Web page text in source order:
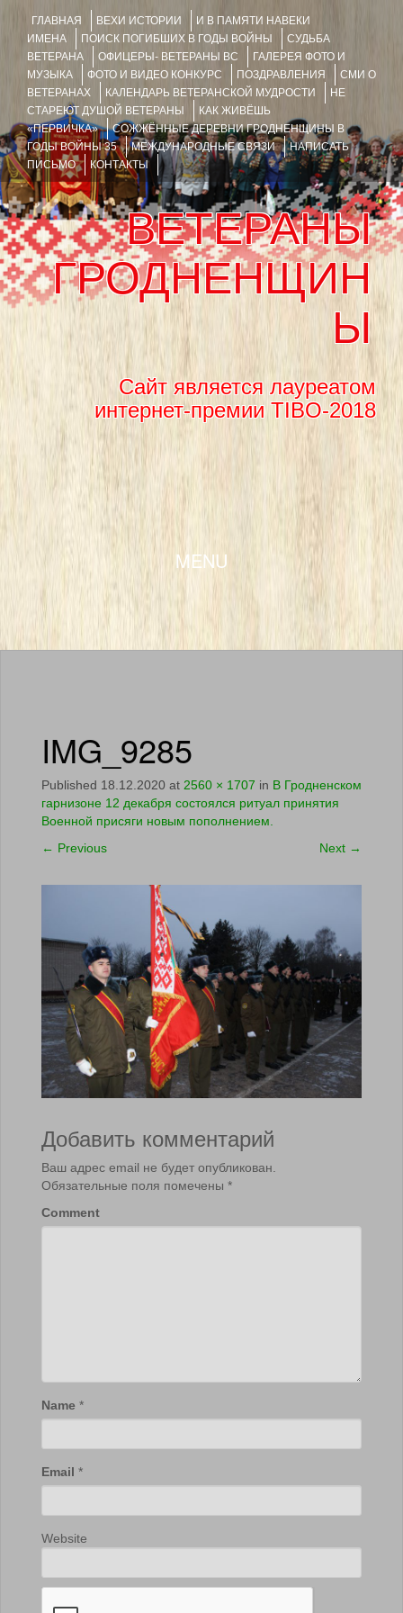
ГЛАВНАЯ ВЕХИ ИСТОРИИ
И В ПАМЯТИ НАВЕКИ
ИМЕНА
ПОИСК ПОГИБШИХ В ГОДЫ ВОЙНЫ
СУДЬБА
ВЕТЕРАНА
ОФИЦЕРЫ- ВЕТЕРАНЫ ВС
ГАЛЕРЕЯ ФОТО И
МУЗЫКА
ФОТО И ВИДЕО КОНКУРС ПОЗДРАВЛЕНИЯ
СМИ О
ВЕТЕРАНАХ
КАЛЕНДАРЬ ВЕТЕРАНСКОЙ МУДРОСТИ
НЕ
СТАРЕЮТ ДУШОЙ ВЕТЕРАНЫ
КАК ЖИВЁШЬ
«ПЕРВИЧКА»
СОЖЖЁННЫЕ ДЕРЕВНИ ГРОДНЕНЩИНЫ В
ГОДЫ ВОЙНЫ 35
МЕЖДУНАРОДНЫЕ СВЯЗИ
НАПИСАТЬ
ПИСЬМО
КОНТАКТЫ
ВЕТЕРАНЫ
ГРОДНЕНЩИН
Ы
Сайт является лауреатом
интернет-премии TIBO-2018
MENU
SKIP TO CONTENT
IMG_9285
Published 18.12.2020 at 2560 × 1707 in В Гродненском
гарнизоне 12 декабря состоялся ритуал принятия
Военной присяги новым пополнением.
← Previous Next →
Добавить комментарий
Ваш адрес email не будет опубликован.
Обязательные поля помечены *
Comment
Name *
Email *
Website